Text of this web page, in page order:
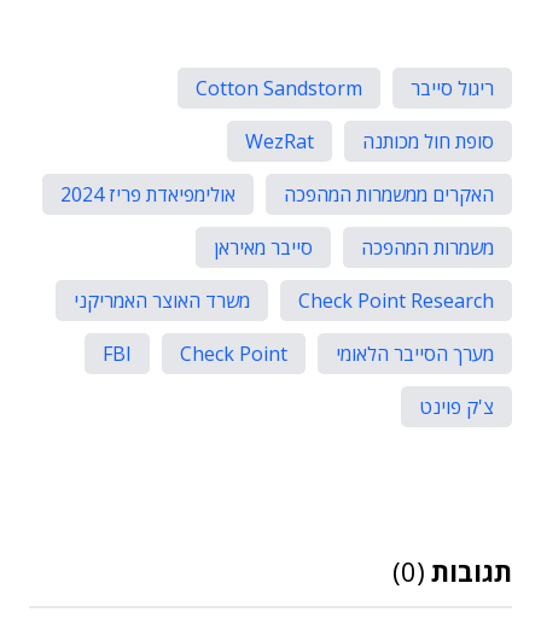
ריגול סייבר
Cotton Sandstorm
סופת חול מכותנה
WezRat
האקרים ממשמרות המהפכה
אולימפיאדת פריז 2024
משמרות המהפכה
סייבר מאיראן
Check Point Research
משרד האוצר האמריקני
מערך הסייבר הלאומי
Check Point
FBI
צ'ק פוינט
תגובות (0)